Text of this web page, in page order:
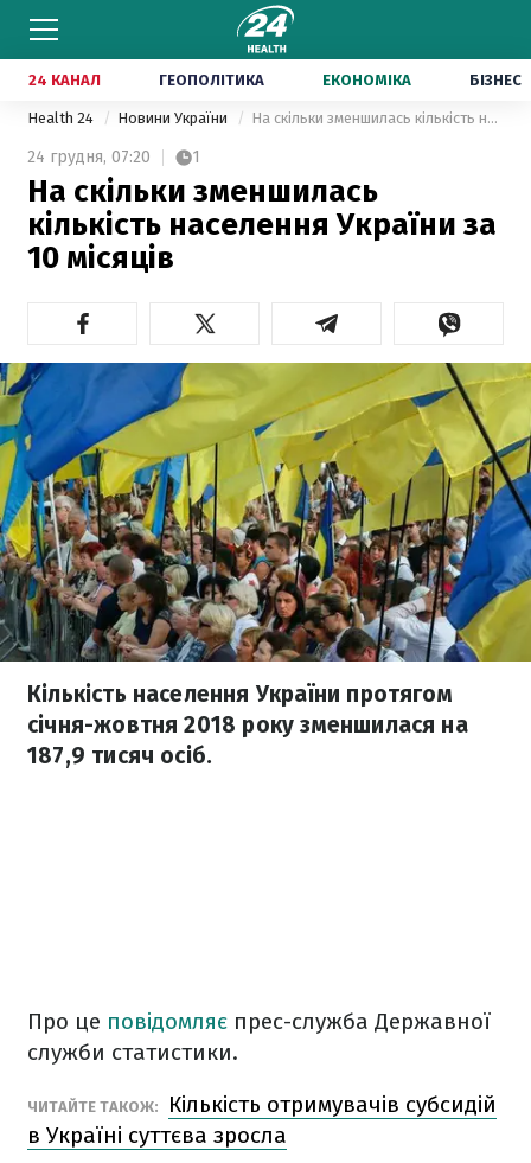
24 КАНАЛ ГЕОПОЛІТИКА ЕКОНОМІКА БІЗНЕС
Health 24 Новини України На скільки зменшилась кількість населення України за 10 місяців
24 грудня, 07:20 1
На скільки зменшилась
кількість населення України за
10 місяців
Кількість населення України протягом
січня-жовтня 2018 року зменшилася на
187,9 тисяч осіб.
Про це повідомляє прес-служба Державної
служби статистики.
ЧИТАЙТЕ ТАКОЖ:
Кількість отримувачів субсидій
в Україні суттєва зросла